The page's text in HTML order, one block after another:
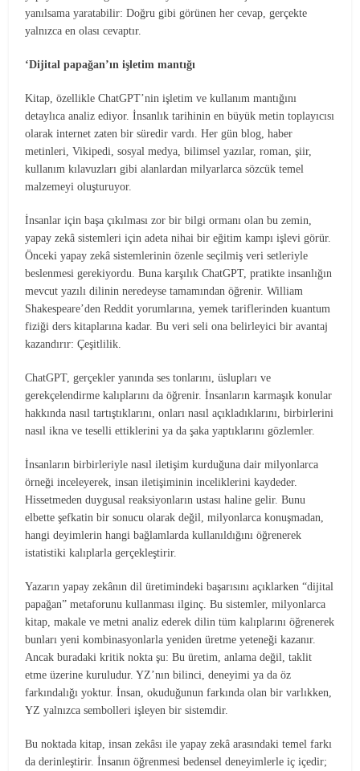
yanılsama yaratabilir: Doğru gibi görünen her cevap, gerçekte
yalnızca en olası cevaptır.
‘Dijital papağan’ın işletim mantığı
Kitap, özellikle ChatGPT’nin işletim ve kullanım mantığını
detaylıca analiz ediyor. İnsanlık tarihinin en büyük metin toplayıcısı
olarak internet zaten bir süredir vardı. Her gün blog, haber
metinleri, Vikipedi, sosyal medya, bilimsel yazılar, roman, şiir,
kullanım kılavuzları gibi alanlardan milyarlarca sözcük temel
malzemeyi oluşturuyor.
İnsanlar için başa çıkılması zor bir bilgi ormanı olan bu zemin,
yapay zekâ sistemleri için adeta nihai bir eğitim kampı işlevi görür.
Önceki yapay zekâ sistemlerinin özenle seçilmiş veri setleriyle
beslenmesi gerekiyordu. Buna karşılık ChatGPT, pratikte insanlığın
mevcut yazılı dilinin neredeyse tamamından öğrenir. William
Shakespeare’den Reddit yorumlarına, yemek tariflerinden kuantum
fiziği ders kitaplarına kadar. Bu veri seli ona belirleyici bir avantaj
kazandırır: Çeşitlilik.
ChatGPT, gerçekler yanında ses tonlarını, üslupları ve
gerekçelendirme kalıplarını da öğrenir. İnsanların karmaşık konular
hakkında nasıl tartıştıklarını, onları nasıl açıkladıklarını, birbirlerini
nasıl ikna ve teselli ettiklerini ya da şaka yaptıklarını gözlemler.
İnsanların birbirleriyle nasıl iletişim kurduğuna dair milyonlarca
örneği inceleyerek, insan iletişiminin inceliklerini kaydeder.
Hissetmeden duygusal reaksiyonların ustası haline gelir. Bunu
elbette şefkatin bir sonucu olarak değil, milyonlarca konuşmadan,
hangi deyimlerin hangi bağlamlarda kullanıldığını öğrenerek
istatistiki kalıplarla gerçekleştirir.
Yazarın yapay zekânın dil üretimindeki başarısını açıklarken “dijital
papağan” metaforunu kullanması ilginç. Bu sistemler, milyonlarca
kitap, makale ve metni analiz ederek dilin tüm kalıplarını öğrenerek
bunları yeni kombinasyonlarla yeniden üretme yeteneği kazanır.
Ancak buradaki kritik nokta şu: Bu üretim, anlama değil, taklit
etme üzerine kuruludur. YZ’nın bilinci, deneyimi ya da öz
farkındalığı yoktur. İnsan, okuduğunun farkında olan bir varlıkken,
YZ yalnızca sembolleri işleyen bir sistemdir.
Bu noktada kitap, insan zekâsı ile yapay zekâ arasındaki temel farkı
da derinleştirir. İnsanın öğrenmesi bedensel deneyimlerle iç içedir;